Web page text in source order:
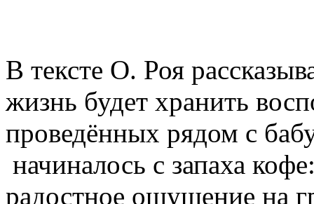
В тексте О. Роя
жизнь будет хранить
проведённых рядом с
начиналось с запаха
радостное ощущение на